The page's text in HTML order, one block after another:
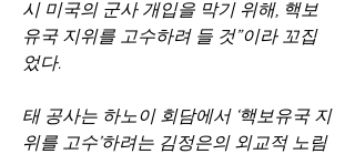
시 미국의 군사 개입을 막기 위해, 핵보
유국 지위를 고수하려 들 것”이라 꼬집
었다.
태 공사는 하노이 회담에서 ‘핵보유국 지
위를 고수’하려는 김정은의 외교적 노림